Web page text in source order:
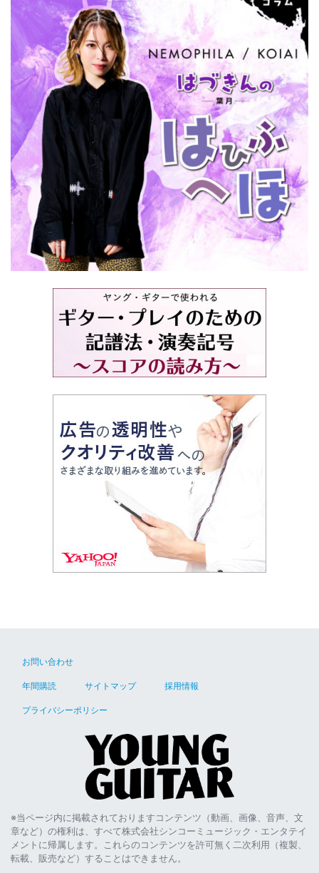
お問い合わせ
年間購読 サイトマップ 採用情報
プライバシーポリシー
※当ページ内に掲載されておりますコンテンツ（動画、画像、音声、文
章など）の権利は、すべて株式会社シンコーミュージック・エンタテイ
メントに帰属します。これらのコンテンツを許可無く二次利用（複製、
転載、販売など）することはできません。